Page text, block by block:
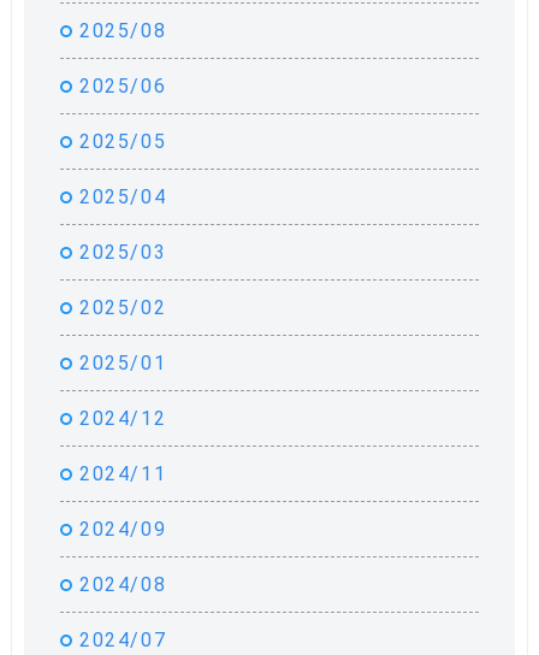
2025/08
2025/06
2025/05
2025/04
2025/03
2025/02
2025/01
2024/12
2024/11
2024/09
2024/08
2024/07